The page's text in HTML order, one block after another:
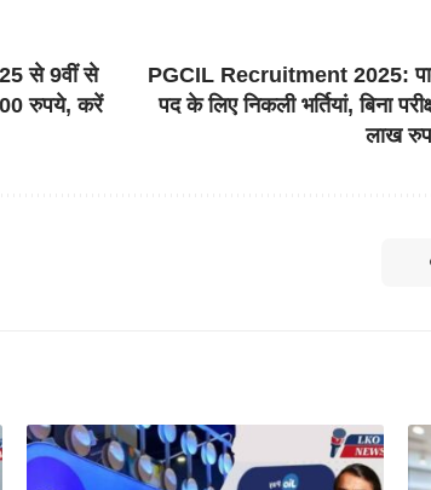
से 9वीं से
रुपये, करें
PGCIL Recruitment 2025:
पद के लिए निकली भर्तियां, बिना
लाख